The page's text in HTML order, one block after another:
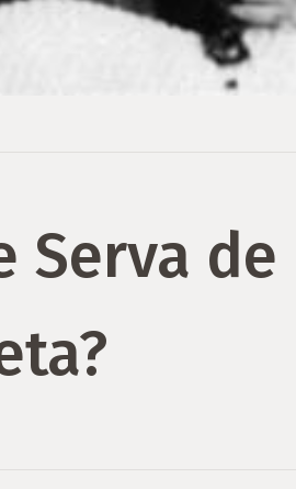
Serva de